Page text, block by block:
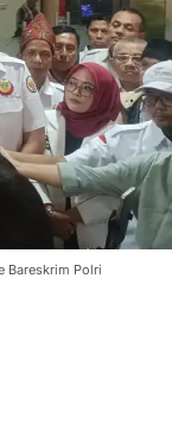
Bareskrim Polri